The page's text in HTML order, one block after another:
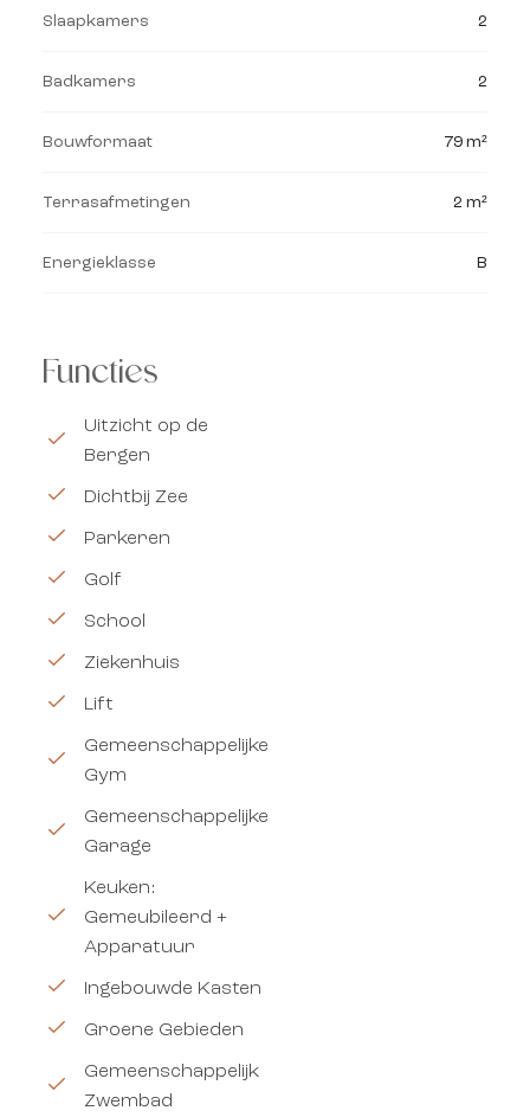
Slaapkamers 2
Badkamers 2
Bouwformaat 79 m²
Terrasafmetingen 2 m²
Energieklasse B
Functies
Uitzicht op de
Bergen
Dichtbij Zee
Parkeren
Golf
School
Ziekenhuis
Lift
Gemeenschappelijke
Gym
Gemeenschappelijke
Garage
Keuken:
Gemeubileerd +
Apparatuur
Ingebouwde Kasten
Groene Gebieden
Gemeenschappelijk
Zwembad